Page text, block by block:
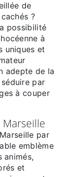
de
?
possibilité
à
uniques et
adepte de la
par
à couper
Marseille
par
emblème
animés,
et